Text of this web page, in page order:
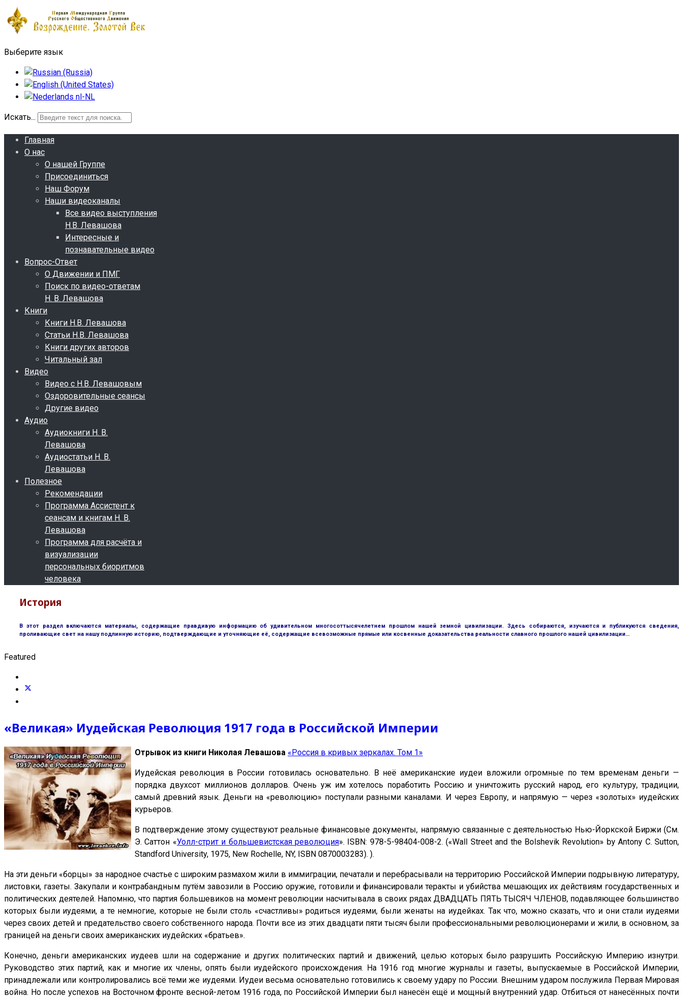
Выберите язык
Искать...
Главная
О нас
О нашей Группе
Присоединиться
Наш Форум
Наши видеоканалы
Все видео выступления
Н.В. Левашова
Интересные и
познавательные видео
Вопрос-Ответ
О Движении и ПМГ
Поиск по видео-ответам
Н. В. Левашова
Книги
Книги Н.В. Левашова
Статьи Н.В. Левашова
Книги других авторов
Читальный зал
Видео
Видео с Н.В. Левашовым
Оздоровительные сеансы
Другие видео
Аудио
Аудиокниги Н. В.
Левашова
Аудиостатьи Н. В.
Левашова
Полезное
Рекомендации
Программа Ассистент к
сеансам и книгам Н. В.
Левашова
Программа для расчёта и
визуализации
персональных биоритмов
человека
История
В этот раздел включаются материалы, содержащие правдивую информацию об удивительном многосоттысячелетнем прошлом нашей земной цивилизации. Здесь собираются, изучаются и публикуются сведения,
проливающие свет на нашу подлинную историю, подтверждающие и уточняющие её, содержащие всевозможные прямые или косвенные доказательства реальности славного прошлого нашей цивилизации…
Featured
«Великая» Иудейская Революция 1917 года в Российской Империи
Отрывок из книги Николая Левашова «Россия в кривых зеркалах. Том 1»
Иудейская революция в России готовилась основательно. В неё американские иудеи вложили огромные по тем временам деньги —
порядка двухсот миллионов долларов. Очень уж им хотелось поработить Россию и уничтожить русский народ, его культуру, традиции,
самый древний язык. Деньги на «революцию» поступали разными каналами. И через Европу, и напрямую — через «золотых» иудейских
курьеров.
В подтверждение этому существуют реальные финансовые документы, напрямую связанные с деятельностью Нью-Йоркской Биржи (См.
Э. Саттон «Уолл-стрит и большевистская революция». ISBN: 978-5-98404-008-2. («Wall Street and the Bolshevik Revolution» by Antony C. Sutton,
Standford University, 1975, New Rochelle, NY, ISBN 0870003283). ).
На эти деньги «борцы» за народное счастье с широким размахом жили в иммиграции, печатали и перебрасывали на территорию Российской Империи подрывную литературу,
листовки, газеты. Закупали и контрабандным путём завозили в Россию оружие, готовили и финансировали теракты и убийства мешающих их действиям государственных и
политических деятелей. Напомню, что партия большевиков на момент революции насчитывала в своих рядах ДВАДЦАТЬ ПЯТЬ ТЫСЯЧ ЧЛЕНОВ, подавляющее большинство
которых были иудеями, а те немногие, которые не были столь «счастливы» родиться иудеями, были женаты на иудейках. Так что, можно сказать, что и они стали иудеями
через своих детей и предательство своего собственного народа. Почти все из этих двадцати пяти тысяч были профессиональными революционерами и жили, в основном, за
границей на деньги своих американских иудейских «братьев».
Конечно, деньги американских иудеев шли на содержание и других политических партий и движений, целью которых было разрушить Российскую Империю изнутри.
Руководство этих партий, как и многие их члены, опять были иудейского происхождения. На 1916 год многие журналы и газеты, выпускаемые в Российской Империи,
принадлежали или контролировались всё теми же иудеями. Иудеи весьма основательно готовились к своему удару по России. Внешним ударом послужила Первая Мировая
война. Но после успехов на Восточном фронте весной-летом 1916 года, по Российской Империи был нанесён ещё и мощный внутренний удар. Отбиться от нанесённых почти